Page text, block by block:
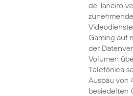
de Janeiro
Gaming auf
der
Volumen
Telefónica
Ausbau von
besiedelten